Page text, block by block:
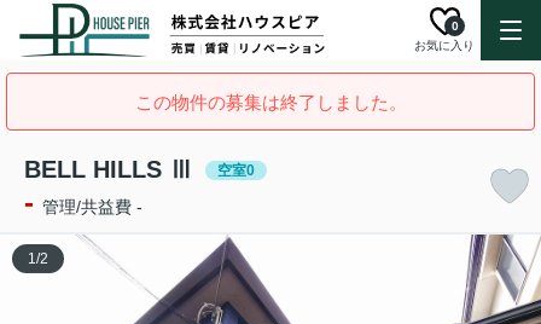
お気に入り
0
この物件の募集は終了しました。
BELL HILLS Ⅲ 空室0
- 管理/共益費 -
1/2